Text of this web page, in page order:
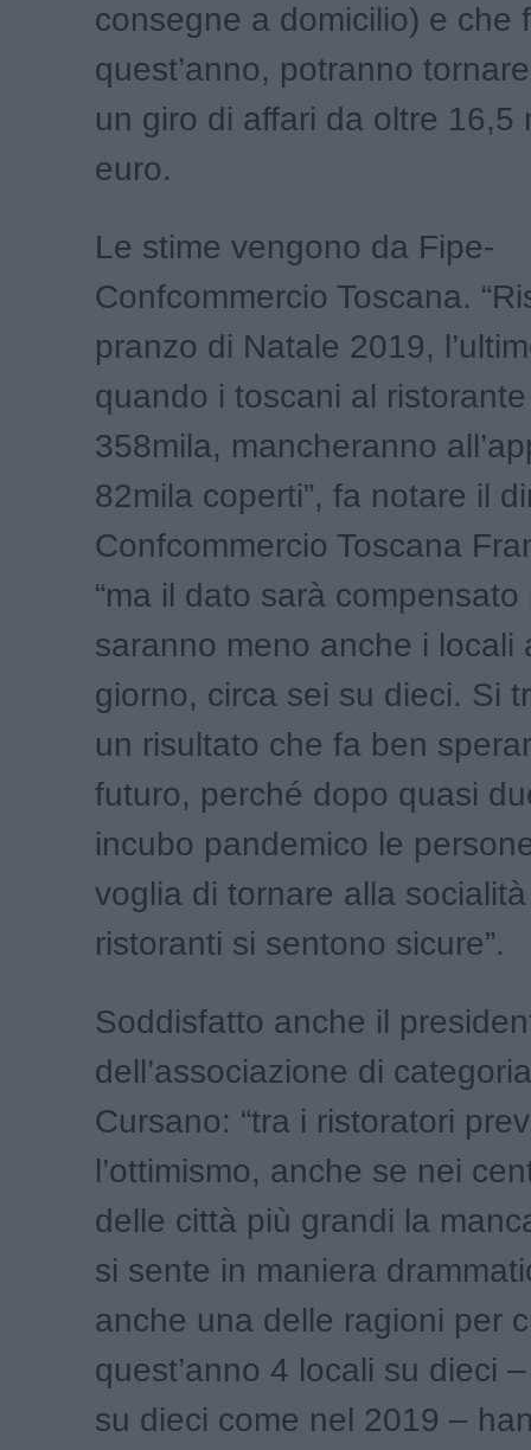
consegne a domicilio) e che
quest’anno, potranno
un giro di affari da oltre 16,5
euro.
Le stime vengono da Fipe-
Confcommercio Toscana.
pranzo di Natale 2019,
quando i toscani al
358mila, mancheranno
82mila coperti”, fa notare il
Confcommercio Toscana
“ma il dato sarà compensato
saranno meno anche i locali
giorno, circa sei su dieci. Si
un risultato che fa ben
futuro, perché dopo quasi
incubo pandemico le
voglia di tornare alla
ristoranti si sentono sicure”.
Soddisfatto anche il
dell’associazione di
Cursano: “tra i ristoratori
l’ottimismo, anche se nei
delle città più grandi la
si sente in maniera
anche una delle ragioni per
quest’anno 4 locali su dieci
su dieci come nel 2019 –